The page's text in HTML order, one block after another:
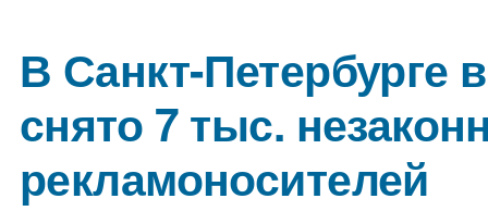
В Санкт-Петербурге
снято 7 тыс.
рекламоносителей